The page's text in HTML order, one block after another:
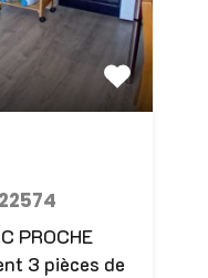
PROCHE
3 pièces de